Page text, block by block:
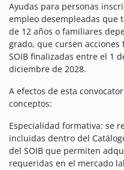
Ayudas para personas
empleo desempleadas que
de 12 años o familiares
grado, que cursen
SOIB finalizadas entre el 1
diciembre de 2028.
A efectos de esta
conceptos:
Especialidad formativa: se
incluidas dentro del
del SOIB que permiten
requeridas en el mercado